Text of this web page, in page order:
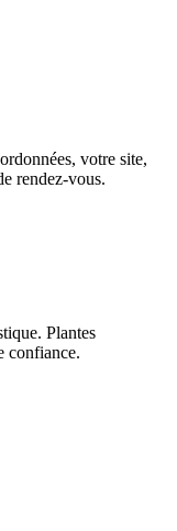
votre site,
rendez-vous.
Plantes
confiance.